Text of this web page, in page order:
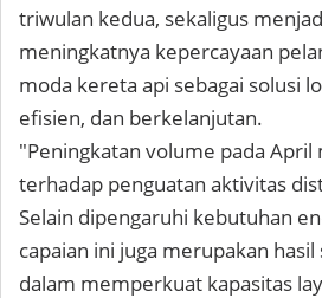
triwulan kedua, sekaligus
meningkatnya kepercayaan
moda kereta api sebagai solusi
efisien, dan berkelanjutan.
"Peningkatan volume pada
terhadap penguatan aktivitas
Selain dipengaruhi kebutuhan
capaian ini juga merupakan
dalam memperkuat kapasitas